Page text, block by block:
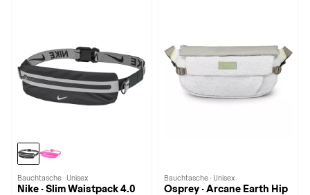
Bauchtasche · Unisex
Nike · Slim Waistpack 4.0
Bauchtasche · Unisex
Osprey · Arcane Earth Hip